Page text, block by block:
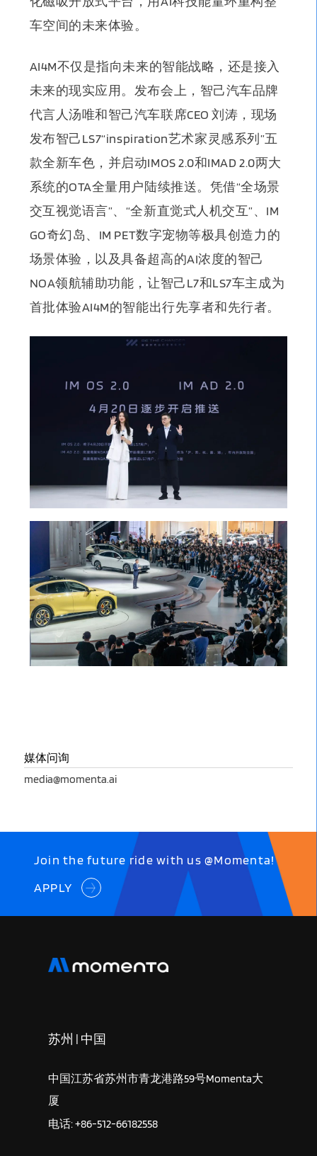
车空间的未来体验。
AI4M不仅是指向未来的智能战略，还是接入
未来的现实应用。发布会上， 智己汽车品牌
代言人汤唯和智己汽车联席CEO 刘涛，现场
发布智己LS7“inspiration艺术家灵感系列”五
款全新车色，并启动IMOS 2.0和IMAD 2.0两大
系统的OTA全量用户陆续推送。凭借“全场景
交互视觉语言”、“全新直觉式人机交互”、IM
GO奇幻岛、IM PET数字宠物等极具创造力的
场景体验，以及具备超高的AI浓度的智己
NOA领航辅助功能，让智己L7和LS7车主成为
首批体验AI4M的智能出行先享者和先行者。
媒体问询
media@momenta.ai
Join the future ride with us @Momenta!
APPLY
苏州 | 中国
中国江苏省苏州市青龙港路59号Momenta大
厦
电话: +86-512-66182558